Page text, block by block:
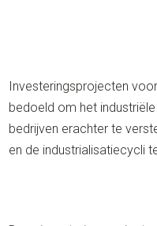
Investeringsprojecten
bedoeld om het
bedrijven erachter te
en de industrialisatiecycli